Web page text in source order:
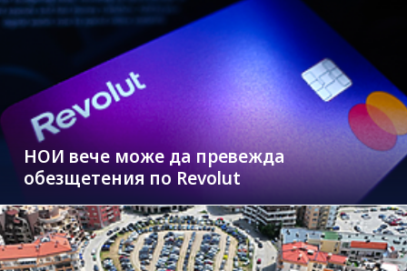
НОИ вече може да превежда
обезщетения по Revolut